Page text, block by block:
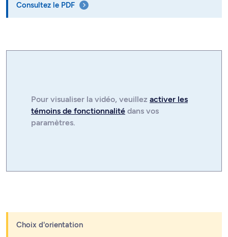
Consultez le PDF
Pour visualiser la vidéo, veuillez activer les
témoins de fonctionnalité dans vos
paramètres.
Choix d'orientation